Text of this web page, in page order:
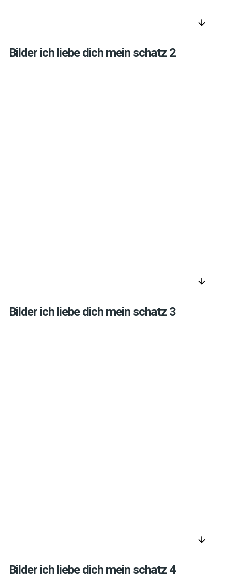
arrow_downward
Bilder ich liebe dich mein schatz 2
arrow_downward
Bilder ich liebe dich mein schatz 3
arrow_downward
Bilder ich liebe dich mein schatz 4